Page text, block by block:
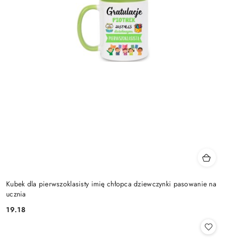
Kubek dla pierwszoklasisty imię chłopca dziewczynki pasowanie na
ucznia
Cena:
19.18